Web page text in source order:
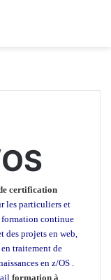
certification
les particuliers et
continue
des projets en web,
traitement de
en z/OS .
formation à